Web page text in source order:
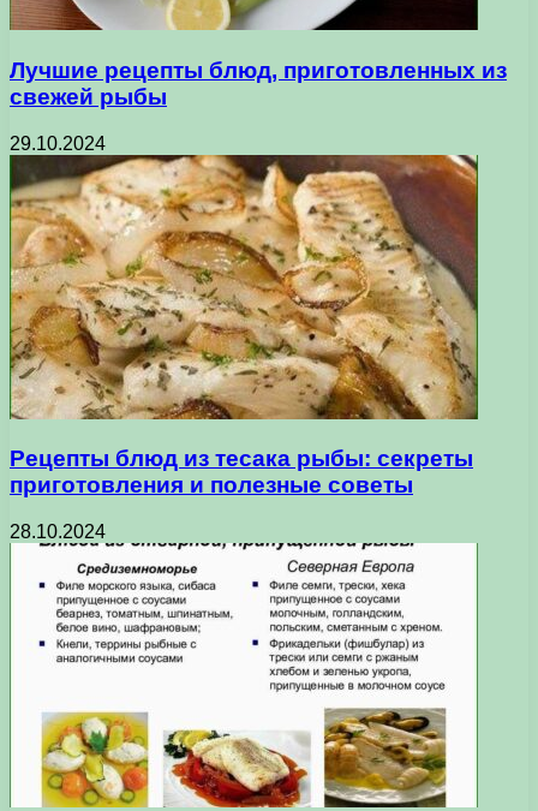
Лучшие рецепты блюд, приготовленных из
свежей рыбы
29.10.2024
Рецепты блюд из тесака рыбы: секреты
приготовления и полезные советы
28.10.2024